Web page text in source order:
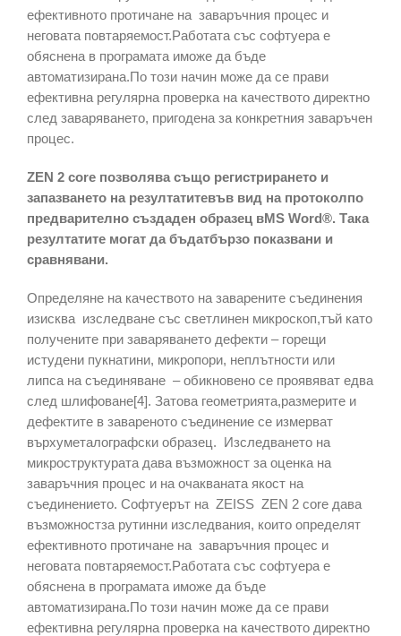
ефективното протичане на заваръчния процес и
неговата повтаряемост.Работата със софтуера е
обяснена в програмата иможе да бъде
автоматизирана.По този начин може да се прави
ефективна регулярна проверка на качеството директно
след заваряването, пригодена за конкретния заваръчен
процес.
ZEN 2 core позволява също регистрирането и
запазването на резултатитевъв вид на протоколпо
предварително създаден образец вMS Word®. Така
резултатите могат да бъдатбързо показвани и
сравнявани.
Определяне на качеството на заварените съединения
изисква изследване със светлинен микроскоп,тъй като
получените при заваряването дефекти – горещи
истудени пукнатини, микропори, неплътности или
липса на съединяване – обикновено се проявяват едва
след шлифоване[4]. Затова геометрията,размерите и
дефектите в завареното съединение се измерват
върхуметалографски образец. Изследването на
микроструктурата дава възможност за оценка на
заваръчния процес и на очакваната якост на
съединението. Софтуерът на ZEISS ZEN 2 core дава
възможностза рутинни изследвания, които определят
ефективното протичане на заваръчния процес и
неговата повтаряемост.Работата със софтуера е
обяснена в програмата иможе да бъде
автоматизирана.По този начин може да се прави
ефективна регулярна проверка на качеството директно